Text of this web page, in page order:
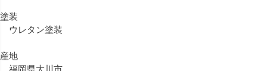
塗装
ウレタン塗装
産地